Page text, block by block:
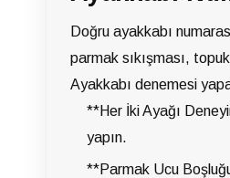
Doğru ayakkabı
parmak sıkışması,
Ayakkabı denemesi
**Her İki Ayağı
yapın.
**Parmak Ucu